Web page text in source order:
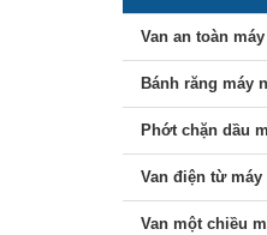
Van an toàn
Bánh răng máy
Phớt chặn dầu
Van điện từ máy
Van một chiều